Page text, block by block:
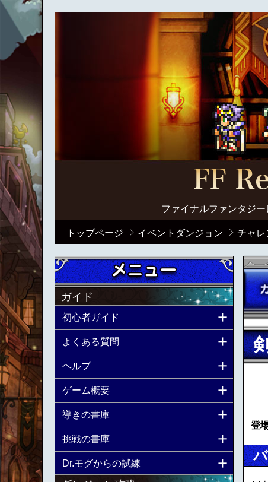
ファイナルファンタジ
トップページ イベントダンジョン チャレ
登
ガイド
初心者ガイド
よくある質問
ヘルプ
ゲーム概要
導きの書庫
挑戦の書庫
Dr.モグからの試練